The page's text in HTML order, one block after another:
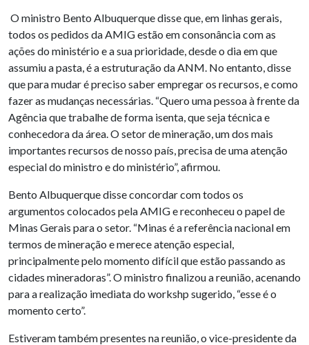
O ministro Bento Albuquerque disse que, em linhas gerais,
todos os pedidos da AMIG estão em consonância com as
ações do ministério e a sua prioridade, desde o dia em que
assumiu a pasta, é a estruturação da ANM. No entanto, disse
que para mudar é preciso saber empregar os recursos, e como
fazer as mudanças necessárias. “Quero uma pessoa à frente da
Agência que trabalhe de forma isenta, que seja técnica e
conhecedora da área. O setor de mineração, um dos mais
importantes recursos de nosso país, precisa de uma atenção
especial do ministro e do ministério”, afirmou.
Bento Albuquerque disse concordar com todos os
argumentos colocados pela AMIG e reconheceu o papel de
Minas Gerais para o setor. “Minas é a referência nacional em
termos de mineração e merece atenção especial,
principalmente pelo momento difícil que estão passando as
cidades mineradoras”. O ministro finalizou a reunião, acenando
para a realização imediata do workshp sugerido, “esse é o
momento certo”.
Estiveram também presentes na reunião, o vice-presidente da